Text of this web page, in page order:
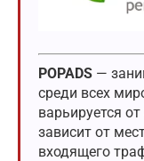
POPADS —
среди всех
варьируется
зависит от
входящего